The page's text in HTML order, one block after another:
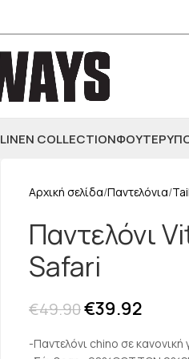
LINEN COLLECTIONΦΟΥΤΕΡ
Αρχική σελίδα Παντελόνια
Παντελόνι
Safari
€49.90€39.92
-Παντελόνι chino σε κανονική